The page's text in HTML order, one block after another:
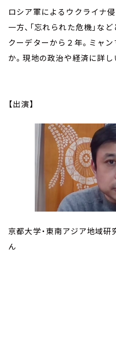
ロシア軍によるウクライナ
一方、「忘れられた危機」な
クーデターから２年。ミャ
か。現地の政治や経済に詳し
【出演】
京都大学・東南アジア地域
ん